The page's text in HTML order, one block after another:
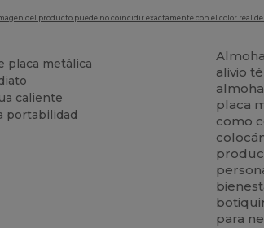
del producto puede no coincidir exactamente con el color real
placa metálica
caliente
portabilidad
alivio
placa
como
para